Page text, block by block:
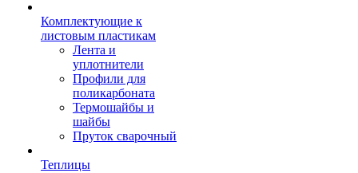
Комплектующие к
листовым пластикам
Лента и
уплотнители
Профили для
поликарбоната
Термошайбы и
шайбы
Пруток сварочный
Теплицы